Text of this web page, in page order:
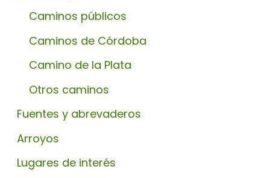
Caminos públicos
Caminos de Córdoba
Camino de la Plata
Otros caminos
Fuentes y abrevaderos
Arroyos
Lugares de interés